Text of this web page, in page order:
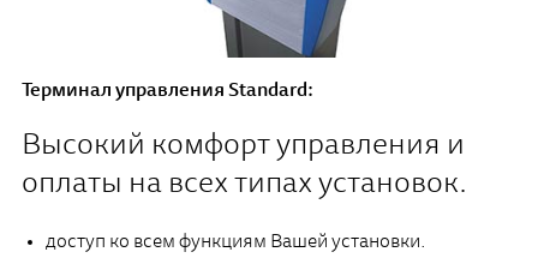
Терминал управления Standard:
Высокий комфорт управления и
оплаты на всех типах установок.
доступ ко всем функциям Вашей установки.